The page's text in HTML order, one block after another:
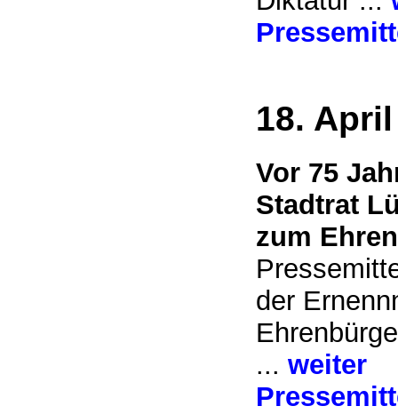
18.
Vor 75
Stadtrat
zum
der
...weiter